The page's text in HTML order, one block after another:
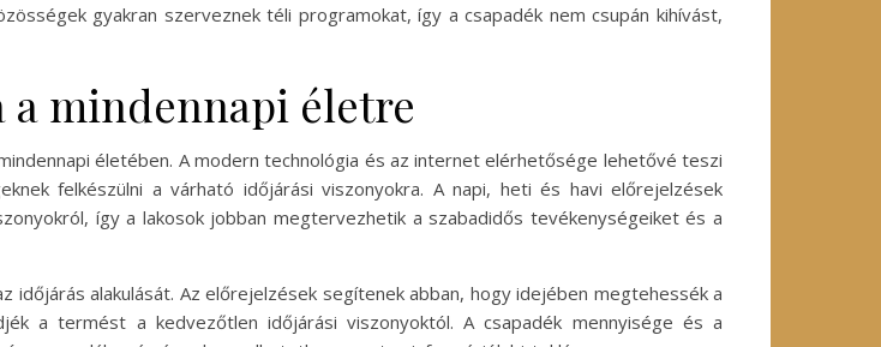
gyakran szerveznek téli programokat, így a csapadék nem csupán kihívást,
a mindennapi életre
életében. A modern technológia és az internet elérhetősége lehetővé teszi
felkészülni a várható időjárási viszonyokra. A napi, heti és havi előrejelzések
így a lakosok jobban megtervezhetik a szabadidős tevékenységeiket és a
időjárás alakulását. Az előrejelzések segítenek abban, hogy idejében megtehessék a
a termést a kedvezőtlen időjárási viszonyoktól. A csapadék mennyisége és a